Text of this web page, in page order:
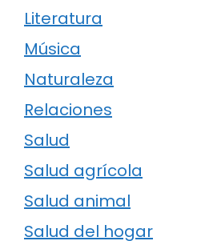
Literatura
Música
Naturaleza
Relaciones
Salud
Salud agrícola
Salud animal
Salud del hogar